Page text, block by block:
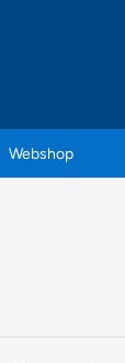
Webshop